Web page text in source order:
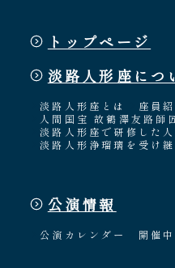
トップページ
淡路人形座につ
淡路人形座とは
座員
人間国宝 故鶴澤友路師
淡路人形座で研修した人
淡路人形浄瑠璃を受け
公演情報
公演カレンダー 開催